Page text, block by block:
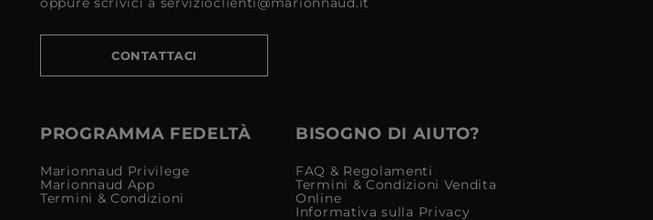
CONTATTACI
PROGRAMMA FEDELTÀ
Marionnaud Privilege
Marionnaud App
Termini & Condizioni
BISOGNO DI AIUTO?
FAQ & Regolamenti
Termini & Condizioni Vendita
Online
Informativa sulla Privacy